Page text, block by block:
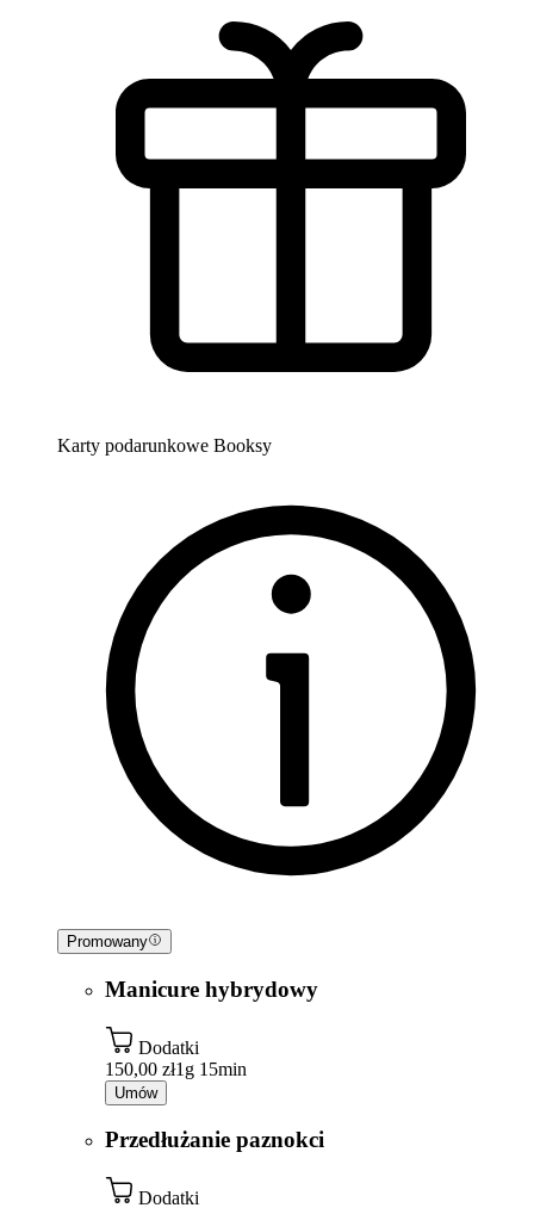
Karty podarunkowe Booksy
Promowany
Manicure hybrydowy
Dodatki
150,00 zł1g 15min
Umów
Przedłużanie paznokci
Dodatki